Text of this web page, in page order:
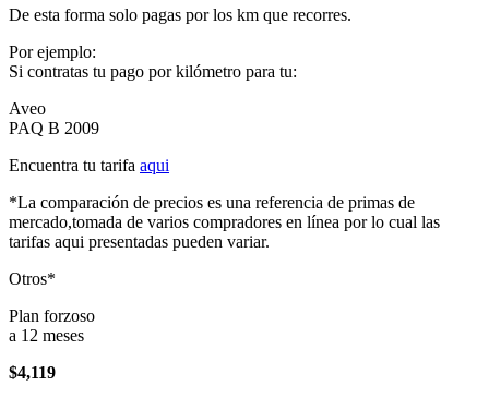
De esta forma solo pagas por los km que recorres.
Por ejemplo:
Si contratas tu pago por kilómetro para tu:
Aveo
PAQ B 2009
Encuentra tu tarifa aqui
*La comparación de precios es una referencia de primas de
mercado,tomada de varios compradores en línea por lo cual las
tarifas aqui presentadas pueden variar.
Otros*
Plan forzoso
a 12 meses
$4,119